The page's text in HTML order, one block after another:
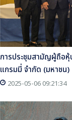
การประชุมสามัญผู้ถือหุ้
แกรมมี่ จำกัด (มหาชน)
2025-05-06 09:21:34